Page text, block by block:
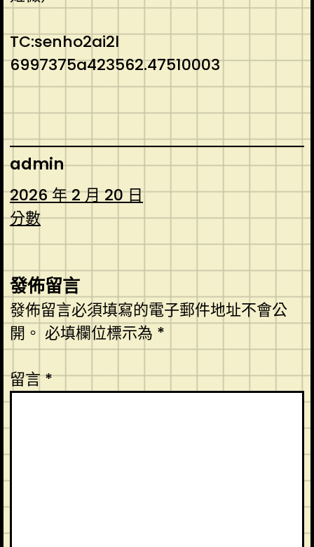
TC:senho2ai2l
6997375a423562.47510003
admin
2026 年 2 月 20 日
分數
發佈留言
發佈留言必須填寫的電子郵件地址不會公
開。 必填欄位標示為 *
留言*